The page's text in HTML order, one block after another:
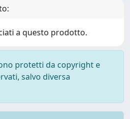
a questo prodotto.
protetti da copyright e
salvo diversa